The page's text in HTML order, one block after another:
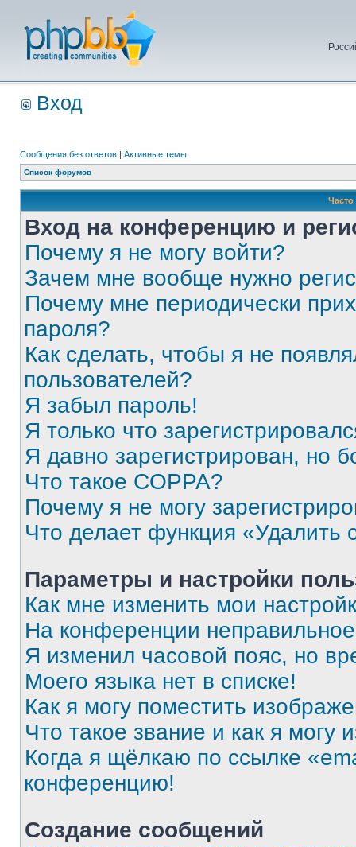
Вход
Сообщения без ответов | Активные темы
Список форумов
Вход на конференцию и
Почему я не могу войти?
Зачем мне вообще нужно
Почему мне периодически
пароля?
Как сделать, чтобы я не
пользователей?
Я забыл пароль!
Я только что
Я давно зарегистрирован, но
Что такое COPPA?
Почему я не могу
Что делает функция «Удалить
Параметры и настройки
Как мне изменить мои
На конференции
Я изменил часовой пояс, но
Моего языка нет в списке!
Как я могу поместить
Что такое звание и как я могу
Когда я щёлкаю по ссылке
конференцию!
Создание сообщений